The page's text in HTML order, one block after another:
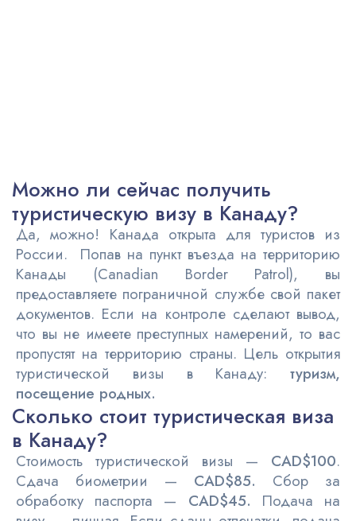
Можно ли сейчас получить
туристическую визу в Канаду?
Да, можно! Канада открыта для туристов из
России. Попав на пункт въезда на территорию
Канады (Canadian Border Patrol), вы
предоставляете пограничной службе свой пакет
документов. Если на контроле сделают вывод,
что вы не имеете преступных намерений, то вас
пропустят на территорию страны. Цель открытия
туристической визы в Канаду: туризм,
посещение родных.
Сколько стоит туристическая виза
в Канаду?
Стоимость туристической визы — CAD$100.
Сдача биометрии — CAD$85. Сбор за
обработку паспорта — CAD$45. Подача на